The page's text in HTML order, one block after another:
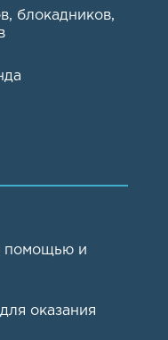
блокадников,
помощью и
оказания